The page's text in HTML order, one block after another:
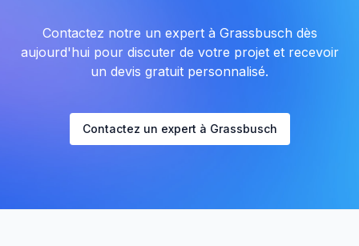
Contactez notre un expert à Grassbusch dès
aujourd'hui pour discuter de votre projet et recevoir
un devis gratuit personnalisé.
Contactez un expert à Grassbusch